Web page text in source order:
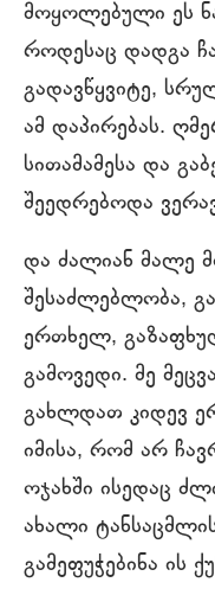
მოყოლებული ეს
როდესაც დადგა
გადავწყვიტე,
ამ დაპირებას.
სითამამესა და
შეედრებოდა
და ძალიან მალე
შესაძლებლობა,
ერთხელ,
გამოვედი. მე
გახლდათ კიდევ
იმისა, რომ არ
ოჯახში ისედაც
ახალი
გამეფუჭებინა ის